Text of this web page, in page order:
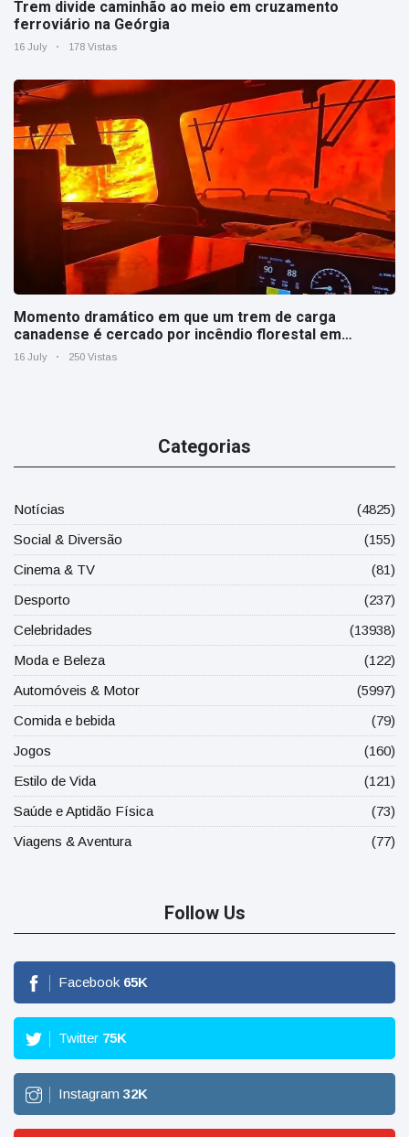
Trem divide caminhão ao meio em cruzamento
ferroviário na Geórgia
16 July 178 Vistas
Momento dramático em que um trem de carga
canadense é cercado por incêndio florestal em
Ontário
16 July 250 Vistas
Categorias
Notícias
(4825)
Social & Diversão
(155)
Cinema & TV
(81)
Desporto
(237)
Celebridades
(13938)
Moda e Beleza
(122)
Automóveis & Motor
(5997)
Comida e bebida
(79)
Jogos
(160)
Estilo de Vida
(121)
Saúde e Aptidão Física
(73)
Viagens & Aventura
(77)
Follow Us
Facebook 65K
Twitter 75K
Instagram 32K